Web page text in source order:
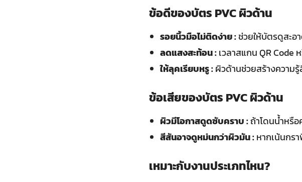
ข้อดีของบัตร PVC ผิวด้าน
รอยนิ้วมือไม่ติดง่าย :ช่วยให้บัตรดูสะอ
ลดแสงสะท้อน : เวลาสแกน QR Code
ให้ลุคเรียบหรู : ผิวด้านช่วยสร้างความ
ข้อเสียของบัตร PVC ผิวด้าน
ผิวมีโอกาสดูดซับคราบ :ถ้าโดนน้ำหรื
สีสันอาจดูหม่นกว่าผิวมัน : หากเน้นกร
เหมาะกับงานประเภทไหน?